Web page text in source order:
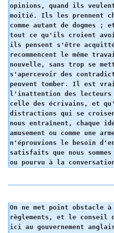
opinions, quand ils
moitié. Ils les prennent
comme autant de dogmes ;
tout ce qu'ils croient
ils pensent s'être
recommencent le même
nouvelle, sans trop se
s'apercevoir des
peuvent tomber. Il est
l'inattention des lecteurs
celle des écrivains, et
distractions qui se
nous entraînent, chaque
amusement ou comme une
n'éprouvions le besoin
satisfaits que nous
ou pourvu à la conversation
On ne met point obstacle
règlements, et le conseil
ici au gouvernement